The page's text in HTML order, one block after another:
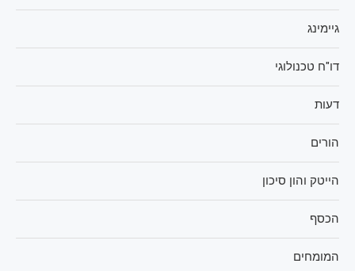
גיימינג
דו"ח טכנולוגי
דעות
הורים
הייטק והון סיכון
הכסף
המומחים